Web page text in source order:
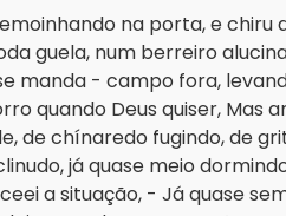
na porta, e chiru
guela, num berreiro
manda - campo fora,
quando Deus quiser, Mas
de chínaredo fugindo, de
já quase meio
a situação, - Já quase